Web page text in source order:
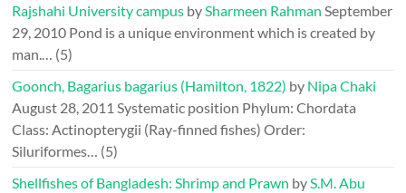
Rajshahi University campus bySharmeen Rahman September
29, 2010 Pond is a unique environment which is created by
man.… (5)
Goonch, Bagarius bagarius (Hamilton, 1822) by Nipa Chaki
August 28, 2011 Systematic position Phylum: Chordata
Class: Actinopterygii (Ray-finned fishes) Order:
Siluriformes… (5)
Shellfishes of Bangladesh: Shrimp and Prawn byS.M. Abu